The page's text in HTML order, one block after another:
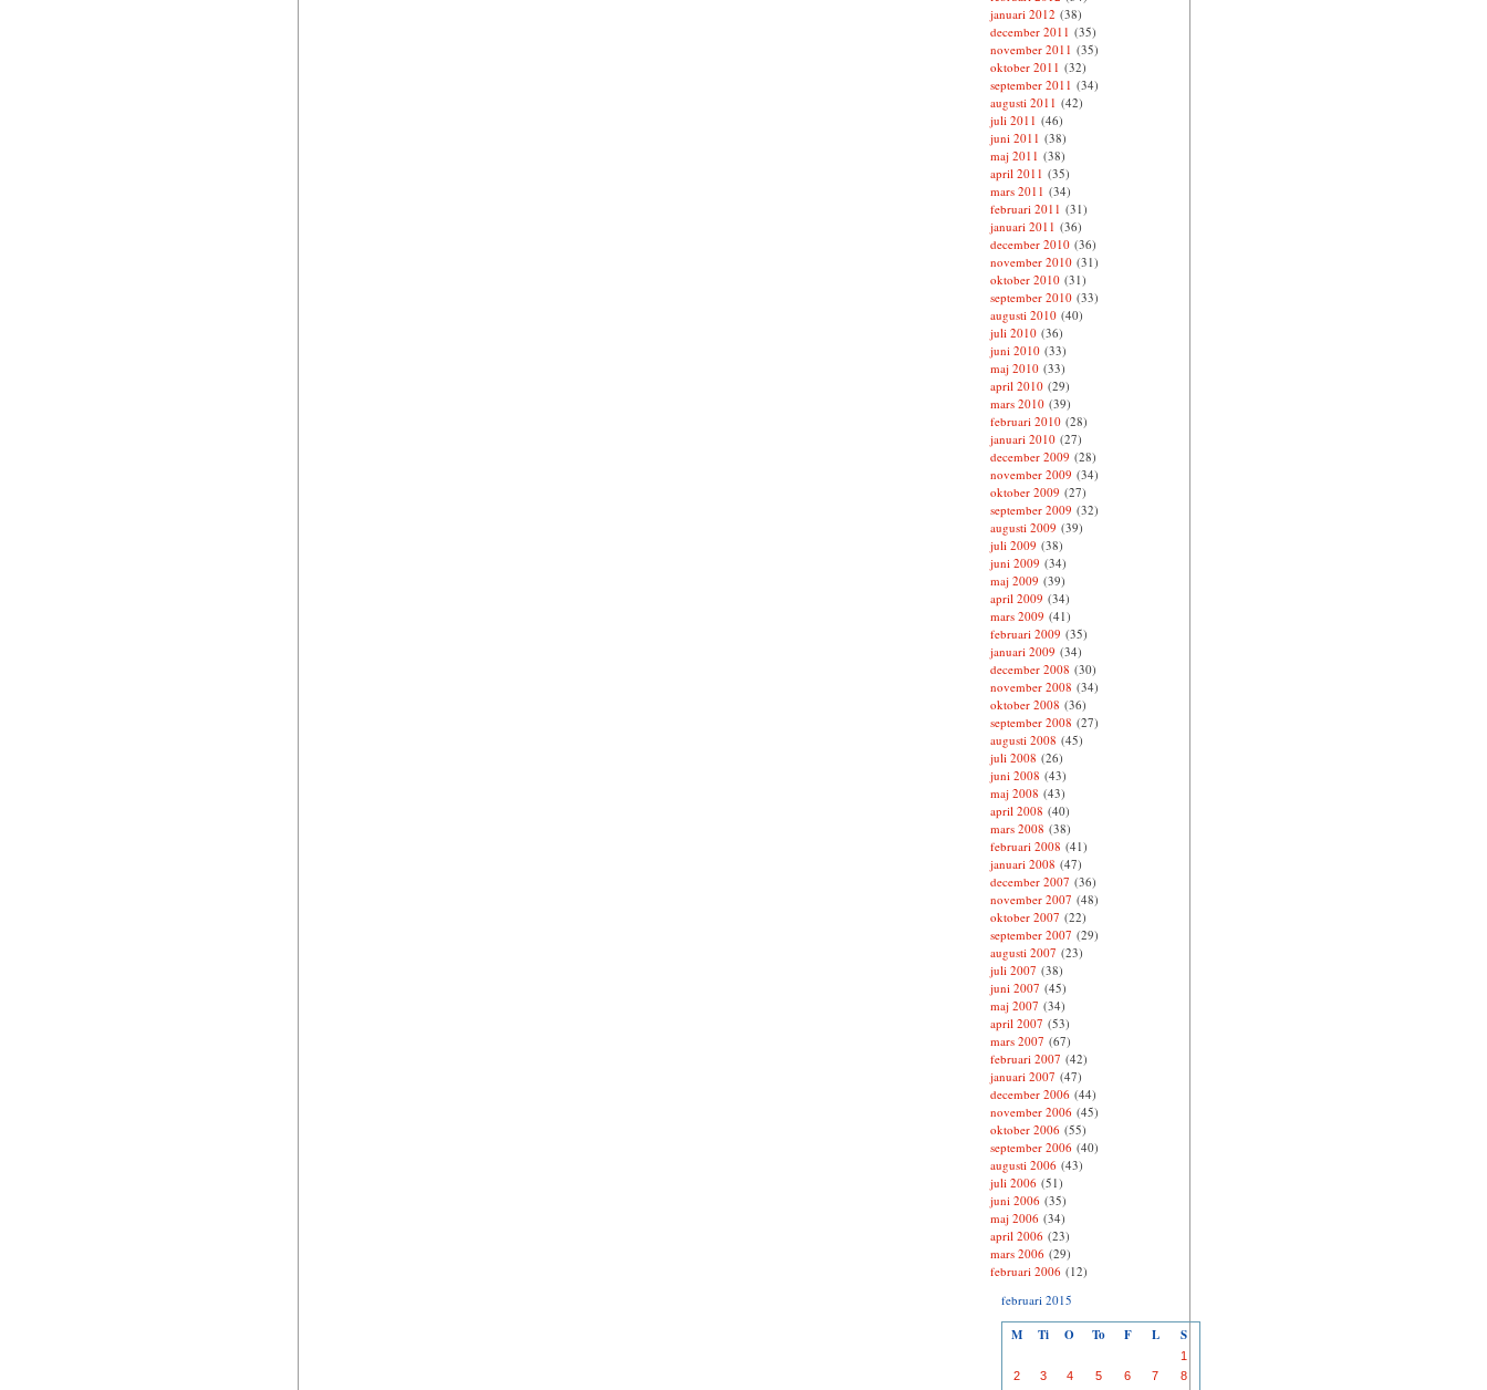
januari 2012 (38)
december 2011 (35)
november 2011 (35)
oktober 2011 (32)
september 2011 (34)
augusti 2011 (42)
juli 2011 (46)
juni 2011 (38)
maj 2011 (38)
april 2011 (35)
mars 2011 (34)
februari 2011 (31)
januari 2011 (36)
december 2010(36)
november 2010(31)
oktober 2010(31)
september 2010(33)
augusti 2010(40)
juli 2010(36)
juni 2010(33)
maj 2010(33)
april 2010(29)
mars 2010(39)
februari 2010(28)
januari 2010(27)
december 2009 (28)
november 2009 (34)
oktober 2009 (27)
september 2009 (32)
augusti 2009 (39)
juli 2009 (38)
juni 2009 (34)
maj 2009 (39)
april 2009 (34)
mars 2009 (41)
februari 2009 (35)
januari 2009 (34)
december 2008 (30)
november 2008 (34)
oktober 2008 (36)
september 2008 (27)
augusti 2008 (45)
juli 2008 (26)
juni 2008 (43)
maj 2008 (43)
april 2008 (40)
mars 2008 (38)
februari 2008 (41)
januari 2008 (47)
december 2007 (36)
november 2007 (48)
oktober 2007 (22)
september 2007 (29)
augusti 2007 (23)
juli 2007 (38)
juni 2007 (45)
maj 2007 (34)
april 2007 (53)
mars 2007 (67)
februari 2007 (42)
januari 2007 (47)
december 2006(44)
november 2006(45)
oktober 2006(55)
september 2006(40)
augusti 2006(43)
juli 2006(51)
juni 2006(35)
maj 2006(34)
april 2006(23)
mars 2006(29)
februari 2006(12)
februari 2015
M Ti O To F L S
1
2
3 4 5 6 7
8